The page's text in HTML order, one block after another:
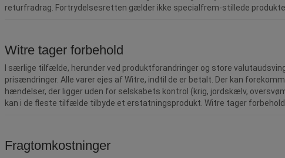
returfradrag. Fortrydelsesretten gælder ikke specialfrem-stillede
Witre tager forbehold
I særlige tilfælde, herunder ved produktforandringer og store
prisændringer. Alle varer ejes af Witre, indtil de er betalt. Der kan
hændelser, der ligger uden for selskabets kontrol (krig, jordskælv,
kan i de fleste tilfælde tilbyde et erstatningsprodukt. Witre tager
Fragtomkostninger